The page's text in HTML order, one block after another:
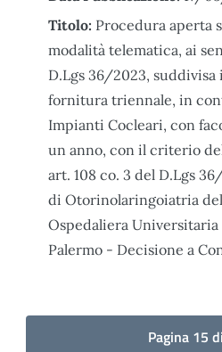
Titolo: Procedura aperta
modalità telematica, ai
D.Lgs 36/2023, suddivisa
fornitura triennale, in
Impianti Cocleari, con
un anno, con il criterio
art. 108 co. 3 del D.Lgs
di Otorinolaringoiatria
Ospedaliera Universitaria
Palermo - Decisione a
Pagina 15